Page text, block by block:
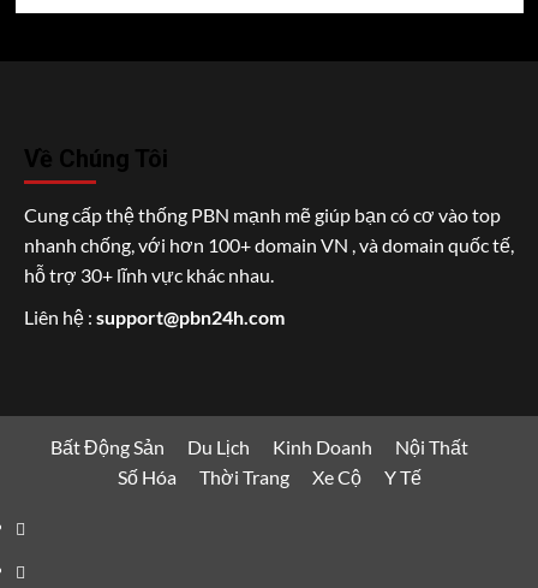
Về Chúng Tôi
Cung cấp thệ thống PBN mạnh mẽ giúp bạn có cơ vào top
nhanh chống, với hơn 100+ domain VN , và domain quốc tế,
hỗ trợ 30+ lĩnh vực khác nhau.
Liên hệ : support@pbn24h.com
Bất Động Sản Du Lịch Kinh Doanh
Nội Thất
Số Hóa
Thời Trang Xe Cộ Y Tế
Bất
Động
Du